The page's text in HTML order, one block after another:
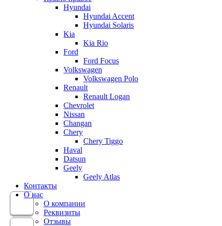
Hyundai
Hyundai Accent
Hyundai Solaris
Kia
Kia Rio
Ford
Ford Focus
Volkswagen
Volkswagen Polo
Renault
Renault Logan
Chevrolet
Nissan
Changan
Chery
Chery Tiggo
Haval
Datsun
Geely
Geely Atlas
Контакты
О нас
О компании
Реквизиты
Отзывы